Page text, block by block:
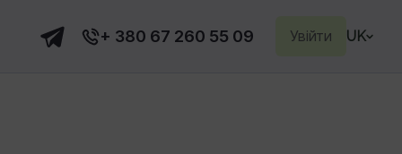
+ 380 67 260 55 09 Увійти UK